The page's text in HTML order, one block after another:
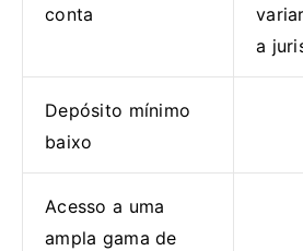
conta
a
Depósito mínimo
baixo
Acesso a uma
ampla gama de